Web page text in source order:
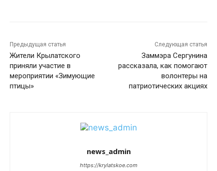
Предыдущая статья
Жители Крылатского
приняли участие в
мероприятии «Зимующие
птицы»
Следующая статья
Заммэра Сергунина
рассказала, как помогают
волонтеры на
патриотических акциях
news_admin
https://krylatskoe.com